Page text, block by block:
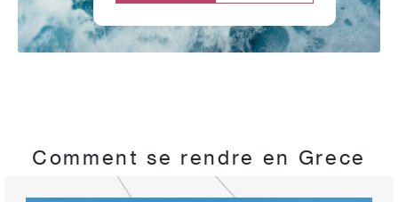
Comment se rendre en Grece